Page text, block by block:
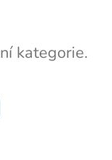
kategorie.